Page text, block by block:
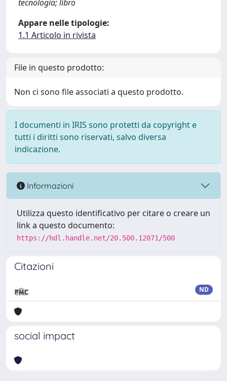
tecnologia; libro
Appare nelle tipologie:
1.1 Articolo in rivista
File in questo prodotto:
Non ci sono file associati a questo prodotto.
I documenti in IRIS sono protetti da copyright e
tutti i diritti sono riservati, salvo diversa
indicazione.
Informazioni
Utilizza questo identificativo per citare o creare un
link a questo documento:
https://hdl.handle.net/20.500.12071/500
Citazioni
ND
social impact